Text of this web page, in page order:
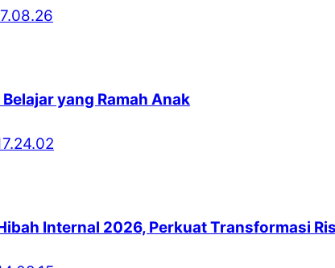
yang Ramah Anak
Internal 2026, Perkuat Transformasi